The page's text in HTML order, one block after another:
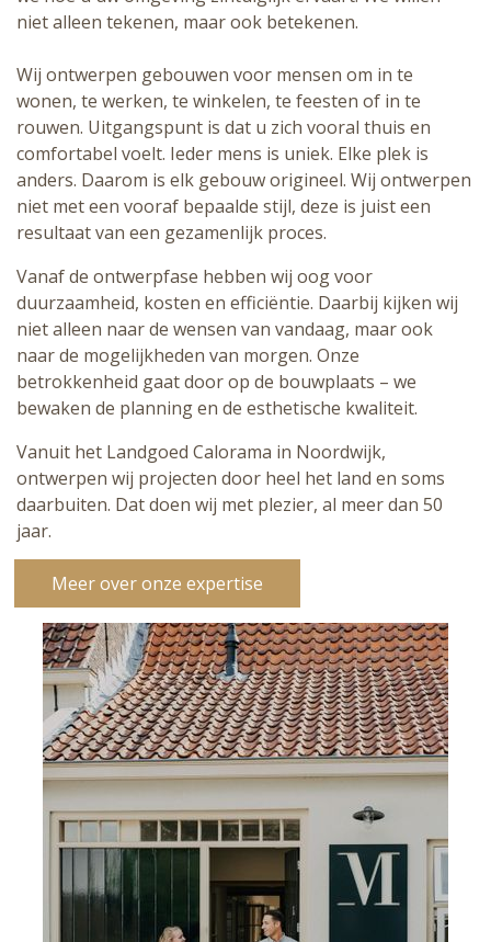
niet alleen tekenen, maar ook betekenen.
Wij ontwerpen gebouwen voor mensen om in te
wonen, te werken, te winkelen, te feesten of in te
rouwen. Uitgangspunt is dat u zich vooral thuis en
comfortabel voelt. Ieder mens is uniek. Elke plek is
anders. Daarom is elk gebouw origineel. Wij ontwerpen
niet met een vooraf bepaalde stijl, deze is juist een
resultaat van een gezamenlijk proces.
Vanaf de ontwerpfase hebben wij oog voor
duurzaamheid, kosten en efficiëntie. Daarbij kijken wij
niet alleen naar de wensen van vandaag, maar ook
naar de mogelijkheden van morgen. Onze
betrokkenheid gaat door op de bouwplaats – we
bewaken de planning en de esthetische kwaliteit.
Vanuit het Landgoed Calorama in Noordwijk,
ontwerpen wij projecten door heel het land en soms
daarbuiten. Dat doen wij met plezier, al meer dan 50
jaar.
Meer over onze expertise